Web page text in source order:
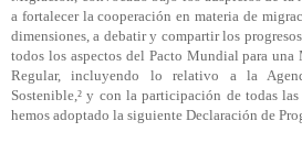
a fortalecer la cooperación en materia de
dimensiones, a debatir y compartir los
todos los aspectos del Pacto Mundial para una
Regular, incluyendo lo relativo a la
Sostenible,² y con la participación de todas las
hemos adoptado la siguiente Declaración de